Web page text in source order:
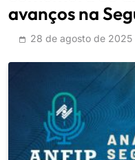
avanços na
28 de agosto de 2025